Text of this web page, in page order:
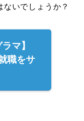
いでしょうか？
マ】
職をサ